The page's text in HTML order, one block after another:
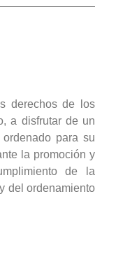
derechos de los
a disfrutar de un
para su
la promoción y
de la
del ordenamiento